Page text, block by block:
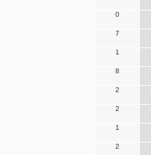
0
7
1
8
2
2
1
2